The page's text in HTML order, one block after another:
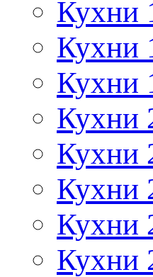
Кухни
Кухни
Кухни
Кухни
Кухни
Кухни
Кухни
Кухни